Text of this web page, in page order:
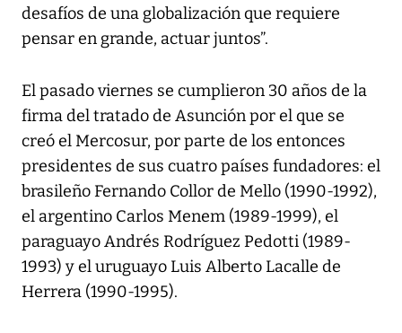
desafíos de una globalización que requiere
pensar en grande, actuar juntos”.
El pasado viernes se cumplieron 30 años de la
firma del tratado de Asunción por el que se
creó el Mercosur, por parte de los entonces
presidentes de sus cuatro países fundadores: el
brasileño Fernando Collor de Mello (1990-1992),
el argentino Carlos Menem (1989-1999), el
paraguayo Andrés Rodríguez Pedotti (1989-
1993) y el uruguayo Luis Alberto Lacalle de
Herrera (1990-1995).